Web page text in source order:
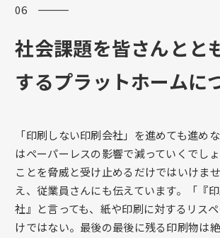
06 ―――
社会課題を皆さんとと
するプラットホームに
「印刷しない印刷会社」を進めても進め
はペーパーレスの影響で減っていくでし
ことを脅威と受け止めるだけではいけま
え、従業員さんにも伝えています。「『
社』と言っても、紙や印刷に対するリス
けではない。最後の最後に残る印刷物は